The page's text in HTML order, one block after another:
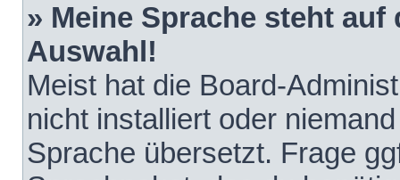
» Meine Sprache steht
Auswahl!
Meist hat die Board-
nicht installiert oder
Sprache übersetzt. Frage